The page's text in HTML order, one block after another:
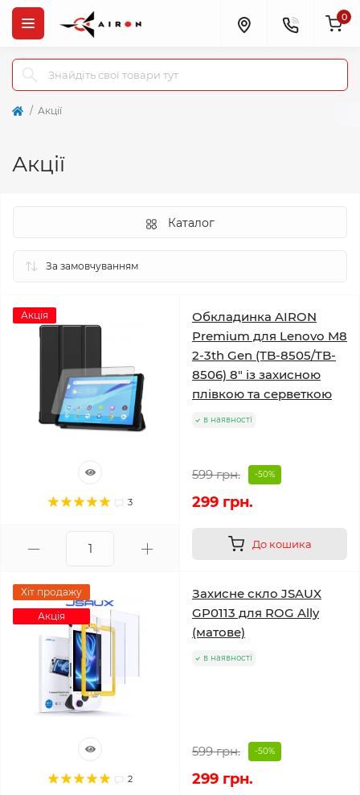
0
Акції
Акції
Каталог
Акція
3
Обкладинка AIRON
Premium для Lenovo M8
2-3th Gen (TB-8505/TB-
8506) 8" із захисною
плівкою та серветкою
в наявності
599 грн. -50%
299 грн.
До кошика
Хіт продажу
Акція
2
Захисне скло JSAUX
GP0113 для ROG Ally
(матове)
в наявності
599 грн. -50%
299 грн.